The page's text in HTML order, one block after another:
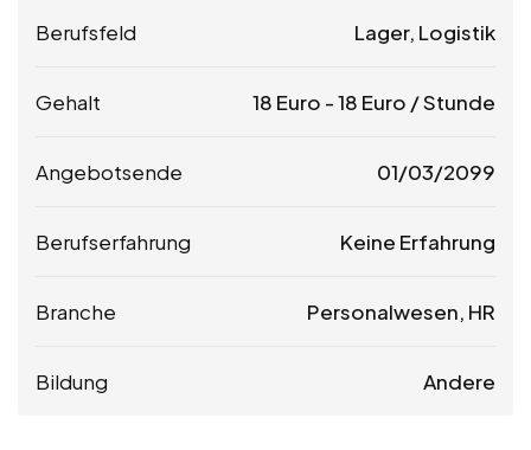
Berufsfeld Lager, Logistik
Gehalt 18 Euro -18 Euro / Stunde
Angebotsende 01/03/2099
Berufserfahrung Keine Erfahrung
Branche Personalwesen, HR
Bildung Andere